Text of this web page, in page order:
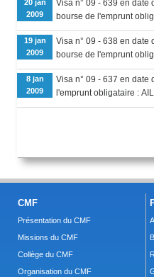
20 jan
2009
Visa n° 09 - 639 en
bourse de l'emprunt
19 jan
2009
Visa n° 09 - 638 en
bourse de l'emprunt
8 jan
2009
Visa n° 09 - 637 en
l'emprunt obligataire :
CMF
Présentation du CMF
Missions du CMF
Collège du CMF
Organisation du CMF